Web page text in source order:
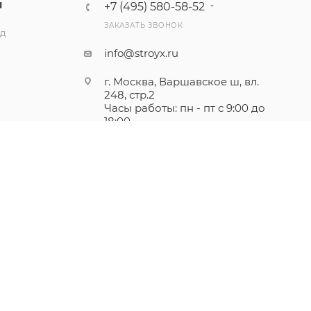
+7 (495) 580-58-52
ЗАКАЗАТЬ ЗВОНОК
info@stroyx.ru
г. Москва, Варшавское ш, вл.
248, стр.2
Часы работы: пн - пт с 9:00 до
18:00